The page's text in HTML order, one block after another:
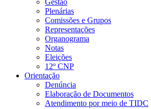
Gestão
Plenárias
Comissões e Grupos
Representações
Organograma
Notas
Eleições
12º CNP
Orientação
Denúncia
Elaboração de Documentos
Atendimento por meio de TIDC